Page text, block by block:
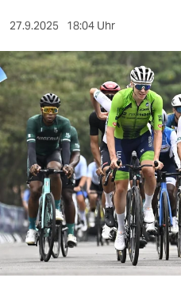
kultur
sport
berlin
nord
wahrheit
verlag
verlag
veranstaltungen
27.9.2025 18:04 Uhr